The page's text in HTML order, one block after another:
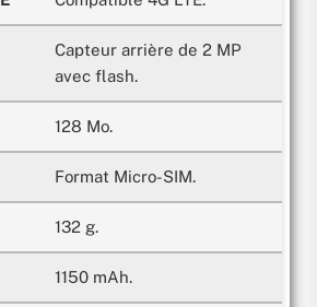
Capteur arrière de 2 MP
avec flash.
128 Mo.
Format Micro-SIM.
132 g.
1150 mAh.